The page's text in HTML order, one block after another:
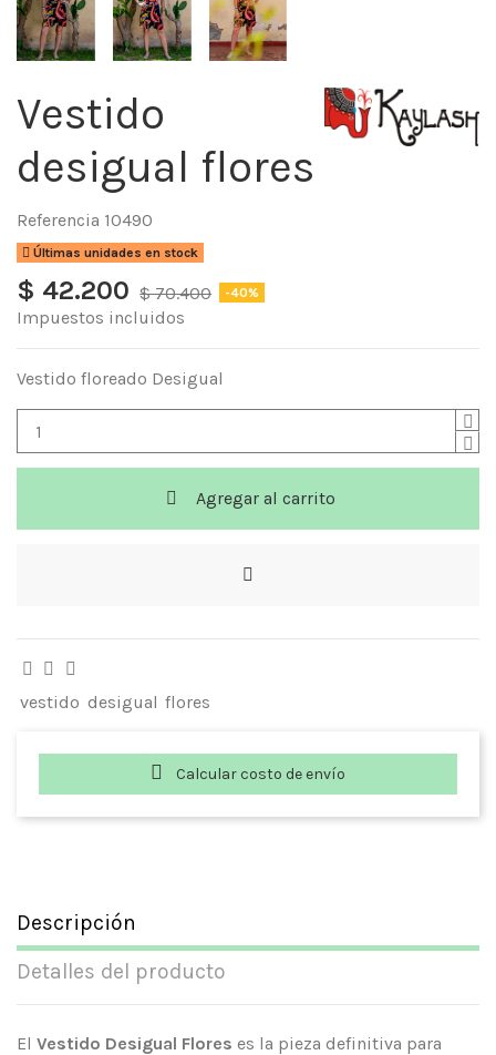
Vestido
desigual flores
Referencia 10490
Últimas unidades en stock
$ 42.200 $ 70.400 -40%
Impuestos incluidos
Vestido floreado Desigual
Agregar al carrito
vestido desigual flores
Calcular costo de envío
Descripción
Detalles del producto
El Vestido Desigual Flores es la pieza definitiva para